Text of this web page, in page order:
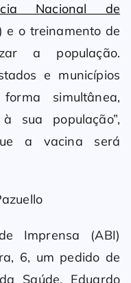
Nacional de
e o treinamento de
a população.
e municípios
simultânea,
sua população”,
a vacina será
Imprensa (ABI)
6, um pedido de
Saúde, Eduardo